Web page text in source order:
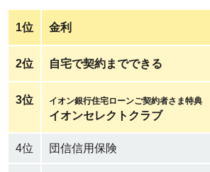
1位 金利
2位 自宅で契約までできる
3位 イオン銀行住宅ローンご契約者さま特典
イオンセレクトクラブ
4位 団信信用保険